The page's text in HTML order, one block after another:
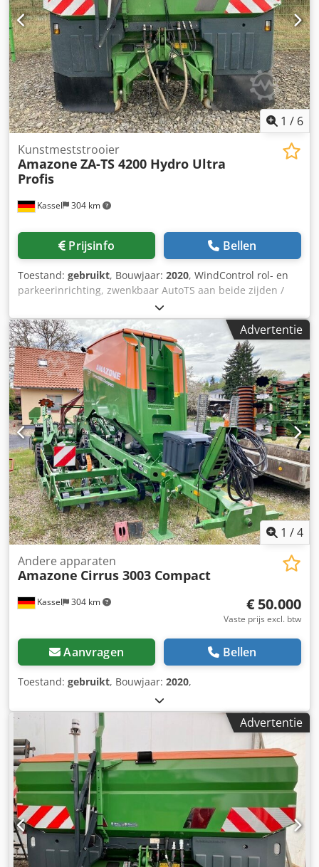
1 / 6
Kassel 304 km
Kunstmeststrooier
Amazone ZA-TS 4200 Hydro Ultra
Profis
Prijsinfo Bellen
Toestand: gebruikt, Bouwjaar: 2020, WindControl rol- en
parkeerinrichting, zwenkbaar AutoTS aan beide zijden /
buisbeschermbeugel L / hellingssensor voor weegsysteem
FlowCheck / EasyCheck-matten, 16 stuks / spatborden L en
ladders / LED-verlichting / afdekzeil L / strooischopset TS
Dsdpjrxr Uyjfx Agmekr
Advertentie
1 /4
Kassel 304 km
Andere apparaten
Amazone Cirrus 3003 Compact
€ 50.000
Vaste prijs excl. btw
Aanvragen Bellen
Toestand: gebruikt, Bouwjaar: 2020,
Advertentie